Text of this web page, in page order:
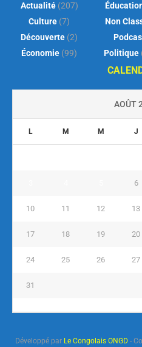
Actualité(207)
Culture (7)
Découverte (2)
Économie (99)
Non
Politique
AOÛT
L M M J
6
10 11 12 13
17 18 19 20
24 25 26 27
31
Développé par Le Congolais ONGD-